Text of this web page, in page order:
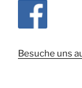
Besuche uns